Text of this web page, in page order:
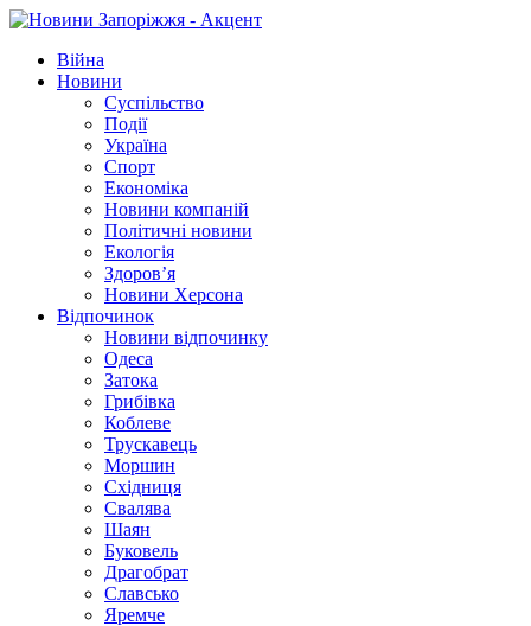
Війна
Новини
Суспільство
Події
Україна
Спорт
Економіка
Новини компаній
Політичні новини
Екологія
Здоров’я
Новини Херсона
Відпочинок
Новини відпочинку
Одеса
Затока
Грибівка
Коблеве
Трускавець
Моршин
Східниця
Свалява
Шаян
Буковель
Драгобрат
Славсько
Яремче